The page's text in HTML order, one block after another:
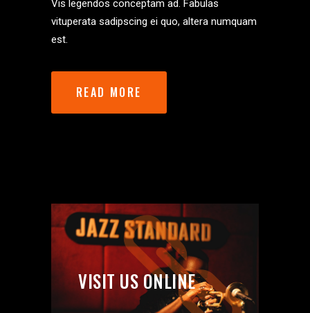
Vis legendos conceptam ad. Fabulas
vituperata sadipscing ei quo, altera numquam
est.
READ MORE
VISIT US ONLINE